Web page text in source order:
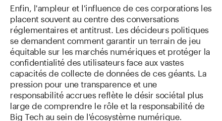
Enfin, l'ampleur et l'influence de ces corporations les
placent souvent au centre des conversations
réglementaires et antitrust. Les décideurs politiques
se demandent comment garantir un terrain de jeu
équitable sur les marchés numériques et protéger la
confidentialité des utilisateurs face aux vastes
capacités de collecte de données de ces géants. La
pression pour une transparence et une
responsabilité accrues reflète le désir sociétal plus
large de comprendre le rôle et la responsabilité de
Big Tech au sein de l'écosystème numérique.